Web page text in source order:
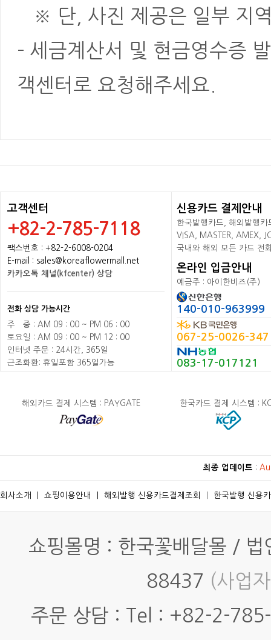
※ 단, 사진 제공은 일부 지
- 세금계산서 및 현금영수증
객센터로 요청해주세요.
고객센터
+82-2-785-7118
팩스번호 : +82-2-6008-0204
E-mail : sales@koreaflowermall.net
카카오톡 채널(kfcenter) 상담
전화 상담 가능시간
주
중 : AM 09 : 00 ~ PM 06 : 00
토요일 : AM 09 : 00 ~ PM 12 : 00
인터넷 주문 : 24시간, 365일
근조화환: 휴일포함 365일가능
신용카드 결제안내
한국발행카드, 해외발행
VISA, MASTER, AMEX,
국내와 해외 모든 카드 전
온라인 입금안내
예금주 : 아이한비즈(주)
140-010-963999
067-25-0026-347
083-17-017121
해외카드 결제 시스템 : PAYGATE 한국카드 결제 시스템 :
최종 업데이트 :
회사소개 쇼핑이용안내 해외발행 신용카드결제조회 한국발행 신용
쇼핑몰명 : 한국꽃배달몰 /
88437 (사업
주문 상담 : Tel : +82-2-